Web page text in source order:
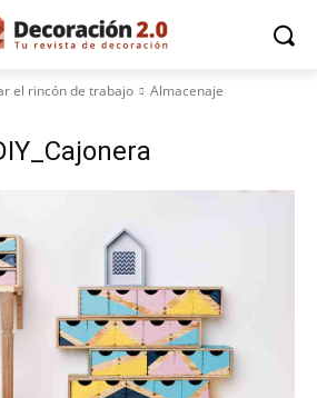
el rincón de trabajo
Almacenaje